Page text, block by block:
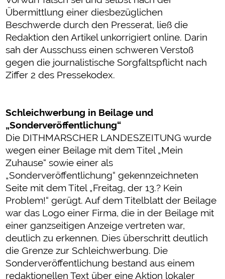
Übermittlung einer diesbezüglichen
Beschwerde durch den Presserat, ließ die
Redaktion den Artikel unkorrigiert online. Darin
sah der Ausschuss einen schweren Verstoß
gegen die journalistische Sorgfaltspflicht nach
Ziffer 2 des Pressekodex.
Schleichwerbung in Beilage und
„Sonderveröffentlichung“
Die DITHMARSCHER LANDESZEITUNG wurde
wegen einer Beilage mit dem Titel „Mein
Zuhause“ sowie einer als
„Sonderveröffentlichung“ gekennzeichneten
Seite mit dem Titel „Freitag, der 13.? Kein
Problem!“ gerügt. Auf dem Titelblatt der Beilage
war das Logo einer Firma, die in der Beilage mit
einer ganzseitigen Anzeige vertreten war,
deutlich zu erkennen. Dies überschritt deutlich
die Grenze zur Schleichwerbung. Die
Sonderveröffentlichung bestand aus einem
redaktionellen Text über eine Aktion lokaler